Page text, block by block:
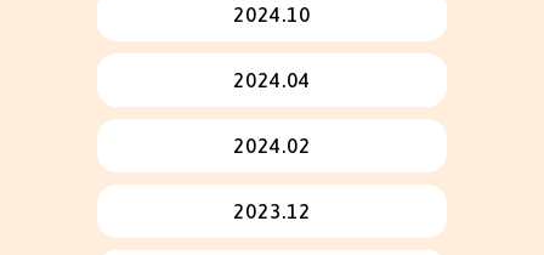
2024.10
2024.04
2024.02
2023.12